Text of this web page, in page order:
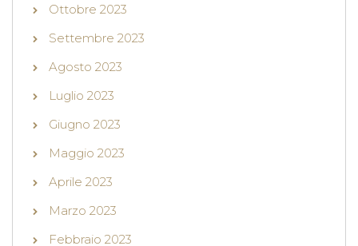
Ottobre 2023
Settembre 2023
Agosto 2023
Luglio 2023
Giugno 2023
Maggio 2023
Aprile 2023
Marzo 2023
Febbraio 2023